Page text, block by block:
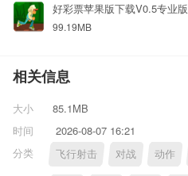
好彩票苹果版下载V0.5专业版
99.19MB
相关信息
大小
85.1MB
时间
2026-08-07 16:21
分类
飞行射击 对战 动作